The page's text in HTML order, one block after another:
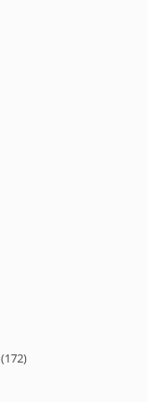
(172)